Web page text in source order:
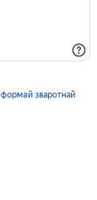
формай зваротнай